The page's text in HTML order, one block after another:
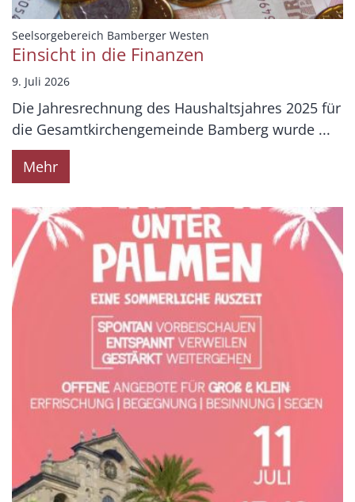
Seelsorgebereich Bamberger Westen
Einsicht in die Finanzen
9. Juli 2026
Die Jahresrechnung des Haushaltsjahres 2025 für
die Gesamtkirchengemeinde Bamberg wurde ...
Mehr